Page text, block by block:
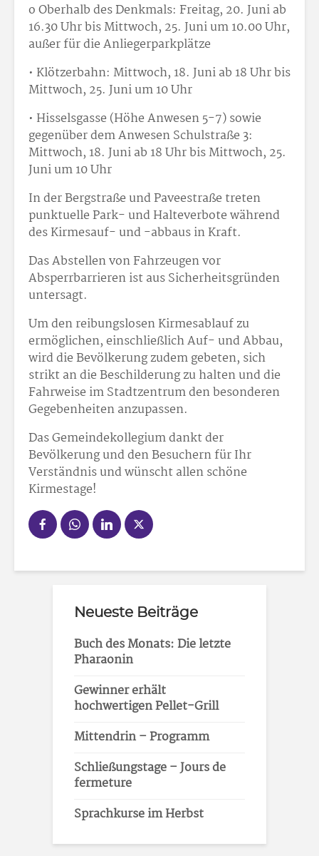
o Oberhalb des Denkmals: Freitag, 20. Juni ab
16.30 Uhr bis Mittwoch, 25. Juni um 10.00 Uhr,
außer für die Anliegerparkplätze
• Klötzerbahn: Mittwoch, 18. Juni ab 18 Uhr bis
Mittwoch, 25. Juni um 10 Uhr
• Hisselsgasse (Höhe Anwesen 5-7) sowie
gegenüber dem Anwesen Schulstraße 3:
Mittwoch, 18. Juni ab 18 Uhr bis Mittwoch, 25.
Juni um 10 Uhr
In der Bergstraße und Paveestraße treten
punktuelle Park- und Halteverbote während
des Kirmesauf- und -abbaus in Kraft.
Das Abstellen von Fahrzeugen vor
Absperrbarrieren ist aus Sicherheitsgründen
untersagt.
Um den reibungslosen Kirmesablauf zu
ermöglichen, einschließlich Auf- und Abbau,
wird die Bevölkerung zudem gebeten, sich
strikt an die Beschilderung zu halten und die
Fahrweise im Stadtzentrum den besonderen
Gegebenheiten anzupassen.
Das Gemeindekollegium dankt der
Bevölkerung und den Besuchern für Ihr
Verständnis und wünscht allen schöne
Kirmestage!
Neueste Beiträge
Buch des Monats: Die letzte
Pharaonin
Gewinner erhält
hochwertigen Pellet-Grill
Mittendrin – Programm
Schließungstage – Jours de
fermeture
Sprachkurse im Herbst